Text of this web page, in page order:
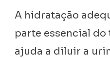
A hidratação
parte essencial
ajuda a diluir a